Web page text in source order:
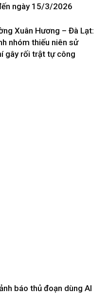
ngày 15/3/2026
Xuân Hương – Đà Lạt:
nhóm thiếu niên sử
gây rối trật tự công
báo thủ đoạn dùng AI